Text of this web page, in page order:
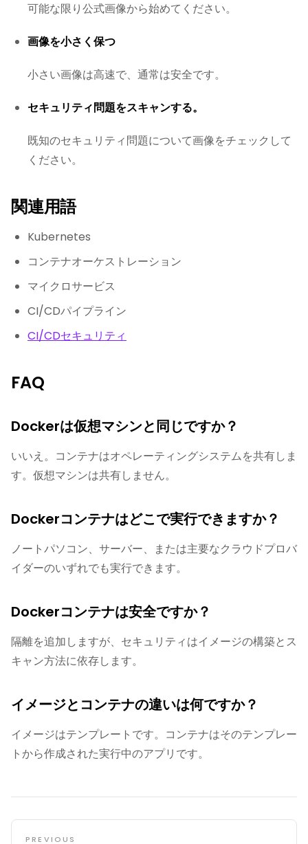
可能な限り公式画像から始めてください。
画像を小さく保つ
小さい画像は高速で、通常は安全です。
セキュリティ問題をスキャンする。
既知のセキュリティ問題について画像をチェックして
ください。
関連用語
Kubernetes
コンテナオーケストレーション
マイクロサービス
CI/CDパイプライン
CI/CDセキュリティ
FAQ
Dockerは仮想マシンと同じですか？
いいえ。コンテナはオペレーティングシステムを共有しま
す。仮想マシンは共有しません。
Dockerコンテナはどこで実行できますか？
ノートパソコン、サーバー、または主要なクラウドプロバ
イダーのいずれでも実行できます。
Dockerコンテナは安全ですか？
隔離を追加しますが、セキュリティはイメージの構築とス
キャン方法に依存します。
イメージとコンテナの違いは何ですか？
イメージはテンプレートです。コンテナはそのテンプレー
トから作成された実行中のアプリです。
PREVIOUS